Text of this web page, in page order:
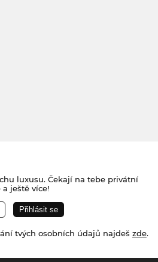
luxusu. Čekají na tebe privátní
ještě více!
tvých osobních údajů najdeš zde.